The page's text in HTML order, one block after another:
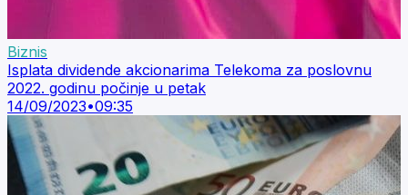
Biznis
Isplata dividende akcionarima Telekoma za poslovnu
2022. godinu počinje u petak
14/09/2023•09:35